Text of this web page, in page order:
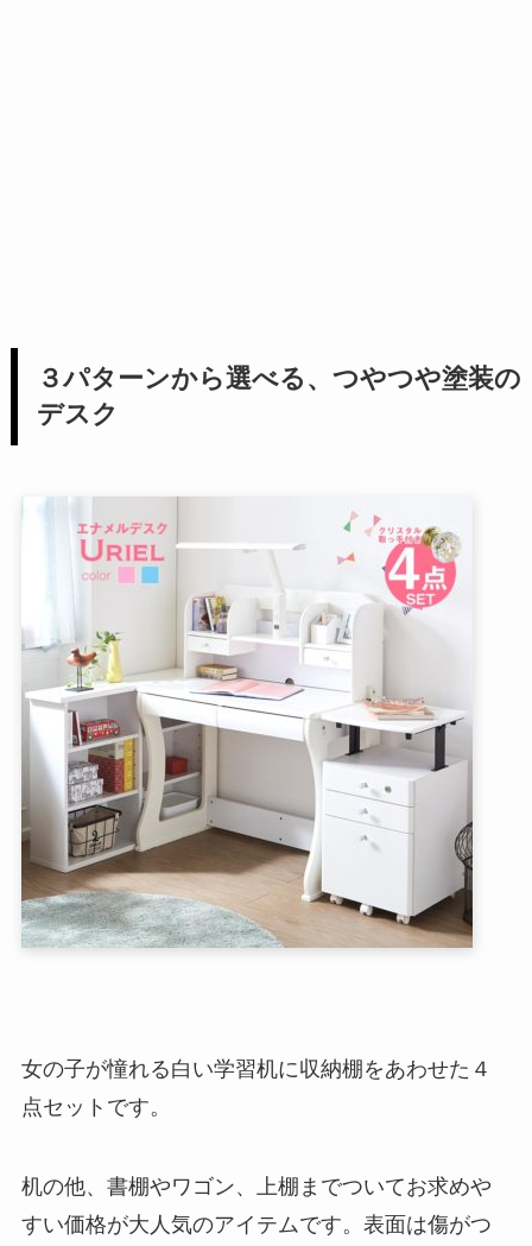
３パターンから選べる、つやつや塗装の
デスク
女の子が憧れる白い学習机に収納棚をあわせた４
点セットです。
机の他、書棚やワゴン、上棚までついてお求めや
すい価格が大人気のアイテムです。表面は傷がつ